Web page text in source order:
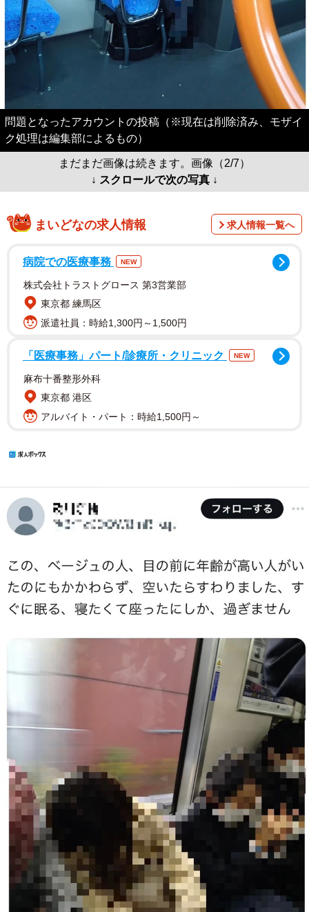
問題となったアカウントの投稿（※現在は削除済み、モザイ
ク処理は編集部によるもの）
まだまだ画像は続きます。画像（2/7）
↓ スクロールで次の写真 ↓
まいどなの求人情報 求人情報一覧へ
病院での医療事務 NEW
株式会社トラストグロース 第3営業部
東京都 練馬区
派遣社員：時給1,300円～1,500円
「医療事務」パート/診療所・クリニック NEW
麻布十番整形外科
東京都 港区
アルバイト・パート：時給1,500円～